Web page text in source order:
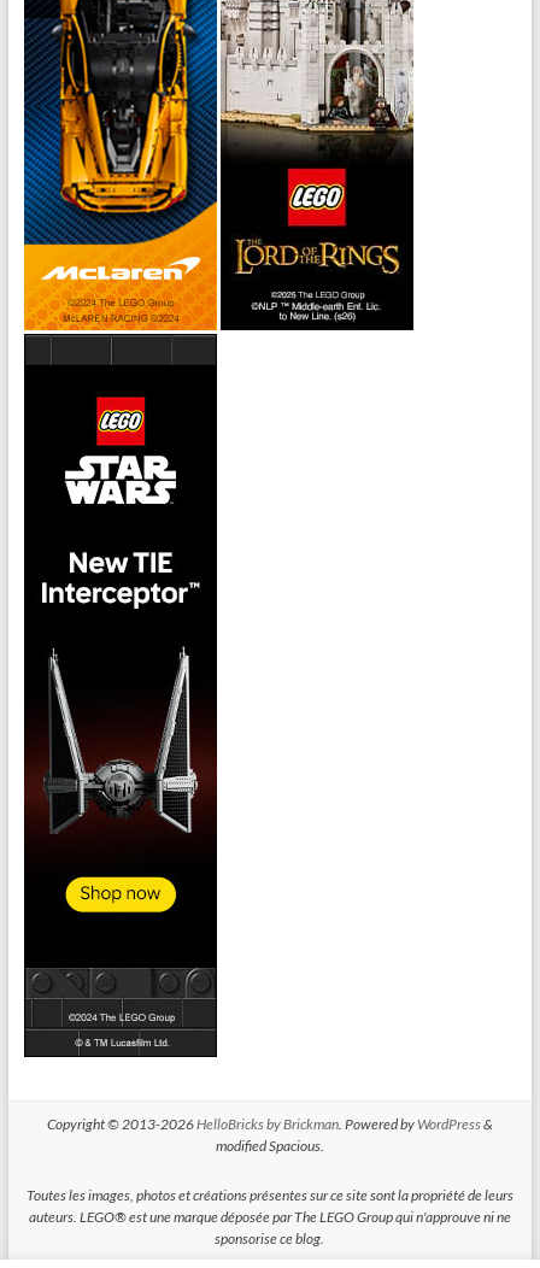
Copyright © 2013-2026HelloBricks by Brickman. Powered by WordPress&
modified Spacious.
Toutes les images, photos et créations présentes sur ce site sont la propriété de leurs
auteurs. LEGO® est une marque déposée par The LEGO Group qui n'approuve ni ne
sponsorise ce blog.